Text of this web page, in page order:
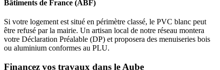
Bâtiments de France (ABF)
Si votre logement est situé en périmètre classé, le PVC blanc peut
être refusé par la mairie. Un artisan local de notre réseau montera
votre Déclaration Préalable (DP) et proposera des menuiseries bois
ou aluminium conformes au PLU.
Financez vos travaux dans le Aube